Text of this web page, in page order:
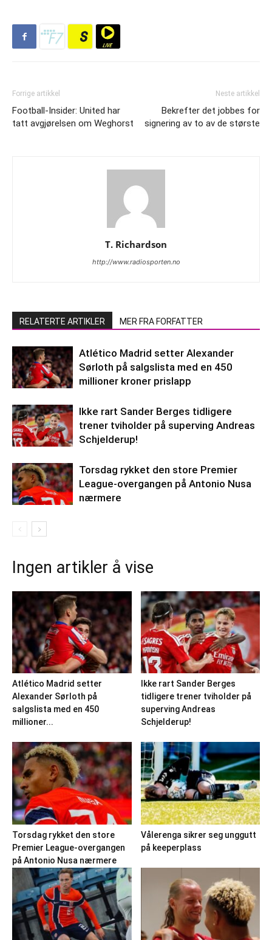
Forrige artikkel
Football-Insider: United har
tatt avgjørelsen om Weghorst
Neste artikkel
Bekrefter det jobbes for
signering av to av de største
T. Richardson
http://www.radiosporten.no
RELATERTE ARTIKLER MER FRA FORFATTER
Atlético Madrid setter Alexander
Sørloth på salgslista med en 450
millioner kroner prislapp
Ikke rart Sander Berges tidligere
trener tviholder på superving Andreas
Schjelderup!
Torsdag rykket den store Premier
League-overgangen på Antonio Nusa
nærmere
Ingen artikler å vise
Atlético Madrid setter
Alexander Sørloth på
salgslista med en 450
millioner...
Ikke rart Sander Berges
tidligere trener tviholder på
superving Andreas
Schjelderup!
Torsdag rykket den store
Premier League-overgangen
på Antonio Nusa nærmere
Vålerenga sikrer seg unggutt
på keeperplass